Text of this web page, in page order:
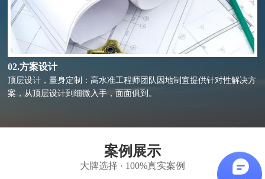
02.方案设计
顶层设计，量身定制：高水准工程师团队因地制宜提供针对性解决方
案，从顶层设计到细微入手，面面俱到。
案例展示
大牌选择 · 100%真实案例